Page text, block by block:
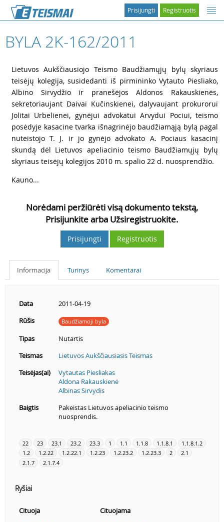
Registruotis
Prisijungti
BYLA 2K-162/2011
Lietuvos Aukščiausiojo Teismo Baudžiamųjų bylų skyriaus
teisėjų kolegija, susidedanti iš pirmininko Vytauto Piesliako,
Albino Sirvydžio ir pranešėjos Aldonos Rakauskienės,
sekretoriaujant Daivai Kučinskienei, dalyvaujant prokurorui
Jolitai Urbelienei, gynėjui advokatui Arvydui Pociui, teismo
posėdyje kasacine tvarka išnagrinėjo baudžiamąją bylą pagal
nuteistojo T. J. ir jo gynėjo advokato A. Pociaus kasacinį
skundą dėl Lietuvos apeliacinio teismo Baudžiamųjų bylų
skyriaus teisėjų kolegijos 2010 m. spalio 22 d. nuosprendžio.
Kauno...
Norėdami peržiūrėti visą dokumento tekstą,
Prisijunkite arba Užsiregistruokite.
Prisijungti Registruotis
Informacija Turinys Komentarai
Data
2011-04-19
Rūšis
Baudžiamoji byla
Tipas
Nutartis
Teismas
Lietuvos Aukščiausiasis Teismas
Teisėjas(ai)
Vytautas Piesliakas
Aldona Rakauskienė
Albinas Sirvydis
Baigtis
Pakeistas Lietuvos apeliacinio teismo
nuosprendis.
22 23 23.1 23.2 23.3 1 1.1 1.1.8 1.1.8.1
1.1.8.1.2
1.2
1.2.22 1.2.22.1 1.2.23 1.2.23.2 1.2.23.3 2
2.1
2.1.7
2.1.7.4
Ryšiai
Cituoja
Cituojama